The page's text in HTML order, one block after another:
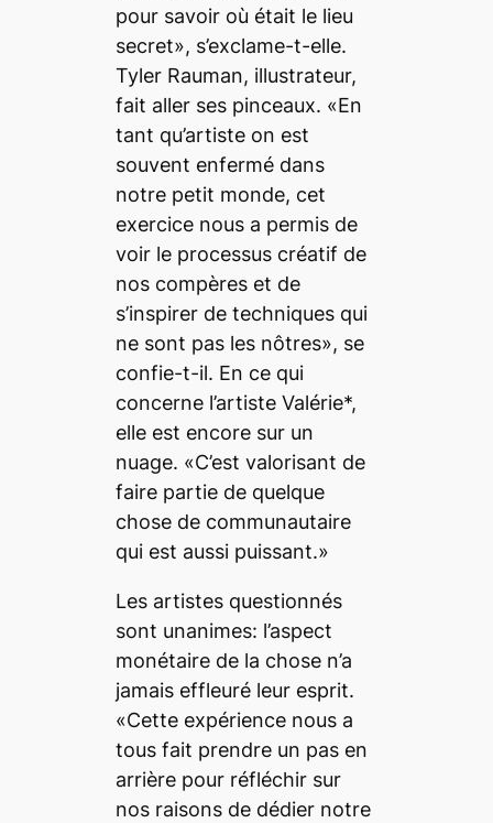
pour savoir où était le lieu
secret», s’exclame-t-elle.
Tyler Rauman, illustrateur,
fait aller ses pinceaux. «En
tant qu’artiste on est
souvent enfermé dans
notre petit monde, cet
exercice nous a permis de
voir le processus créatif de
nos compères et de
s’inspirer de techniques qui
ne sont pas les nôtres», se
confie-t-il. En ce qui
concerne l’artiste Valérie*,
elle est encore sur un
nuage. «C’est valorisant de
faire partie de quelque
chose de communautaire
qui est aussi puissant.»
Les artistes questionnés
sont unanimes: l’aspect
monétaire de la chose n’a
jamais effleuré leur esprit.
«Cette expérience nous a
tous fait prendre un pas en
arrière pour réfléchir sur
nos raisons de dédier notre